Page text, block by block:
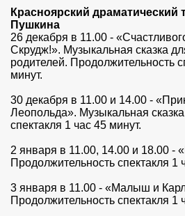
Красноярский драматический
Пушкина
26 декабря в 11.00 -
Скрудж!». Музыкальная сказка
родителей. Продолжительность
минут.
30 декабря в 11.00 и 14.00 -
Леопольда». Музыкальная
спектакля 1 час 45 минут.
2 января в 11.00, 14.00 и 18.00 -
Продолжительность спектакля 1
3 января в 11.00 - «Малыш и
Продолжительность спектакля 1